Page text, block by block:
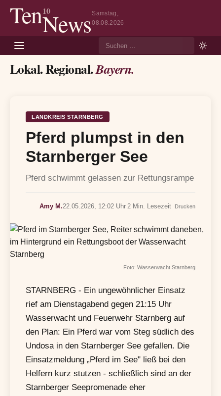
Ten10
NewsSamstag,
08.08.2026
Lokal. Regional.Bayern.
LANDKREIS STARNBERG
Pferd plumpst in den
Starnberger See
Pferd schwimmt gelassen zur Rettungsrampe
Amy M.22.05.2026, 12:02 Uhr 2 Min. Lesezeit Drucken
Foto: Wasserwacht Starnberg
STARNBERG - Ein ungewöhnlicher Einsatz
rief am Dienstagabend gegen 21:15 Uhr
Wasserwacht und Feuerwehr Starnberg auf
den Plan: Ein Pferd war vom Steg südlich des
Undosa in den Starnberger See gefallen. Die
Einsatzmeldung „Pferd im See" ließ bei den
Helfern kurz stutzen - schließlich sind an der
Starnberger Seepromenade eher